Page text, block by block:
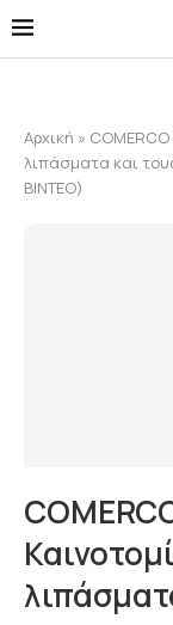
Αρχική »
λιπάσματα και
ΒΙΝΤΕΟ)